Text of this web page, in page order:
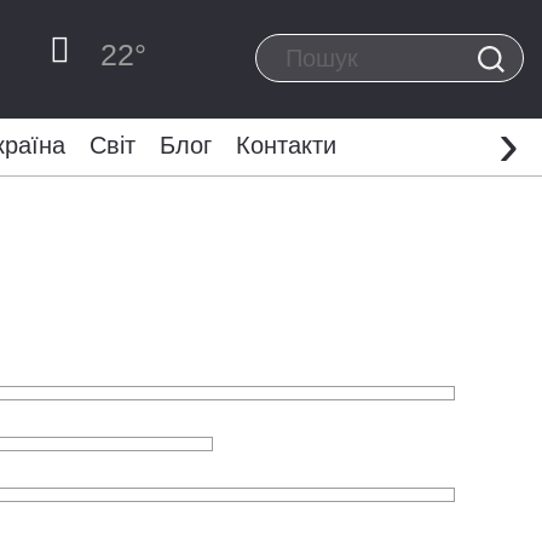
22°
Світ Блог Контакти ›